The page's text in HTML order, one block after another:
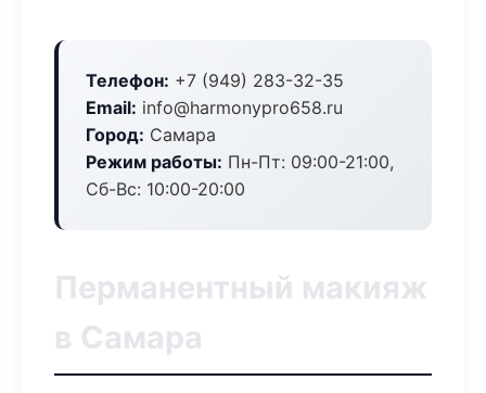
Телефон: +7 (949) 283-32-35
Email: info@harmonypro658.ru
Город: Самара
Режим работы: Пн-Пт: 09:00-21:00,
Сб-Вс: 10:00-20:00
Перманентный макияж
в Самара